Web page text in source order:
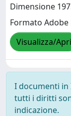
Dimensione
Formato Adobe
Visualizza/Apri
I documenti in
tutti i diritti
indicazione.